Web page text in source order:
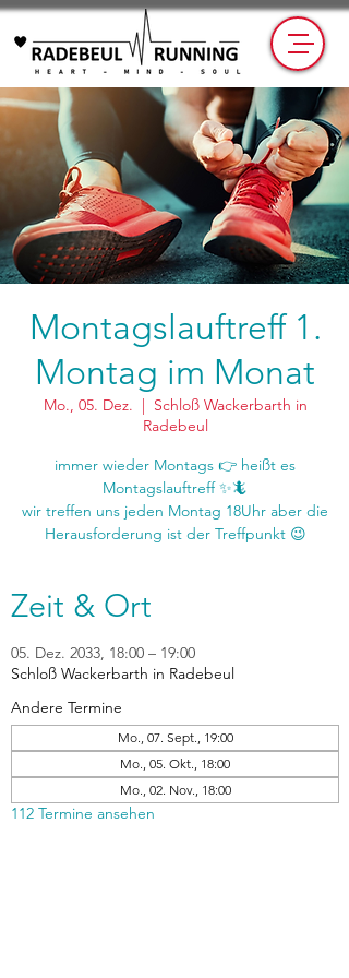
Montagslauftreff 1.
Montag im Monat
Mo., 05. Dez.
  |
Schloß Wackerbarth in
Radebeul
immer wieder Montags 👉 heißt es
Montagslauftreff ✨🦎
wir treffen uns jeden Montag 18Uhr aber die
Zeit & Ort
05. Dez. 2033, 18:00 – 19:00
Schloß Wackerbarth in Radebeul
Andere Termine
Mo., 07. Sept., 19:00
Mo., 05. Okt., 18:00
Mo., 02. Nov., 18:00
112 Termine ansehen